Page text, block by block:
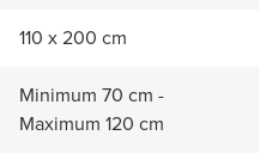
110 x 200 cm
Minimum 70 cm -
Maximum 120 cm